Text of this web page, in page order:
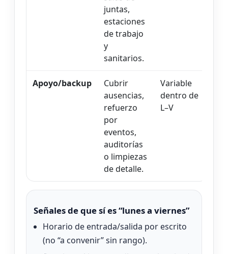
juntas,
estaciones
de trabajo
y
sanitarios.
Apoyo/backup
Cubrir
ausencias,
refuerzo
por
eventos,
auditorías
o limpiezas
de detalle.
Variable
dentro de
L–V
Señales de que sí es “lunes a viernes”
Horario de entrada/salida por escrito
(no “a convenir” sin rango).